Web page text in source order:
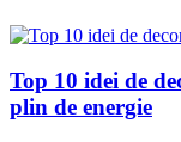
Top 10 idei de
plin de energie